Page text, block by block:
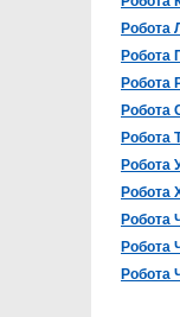
Робота
Робота
Робота
Робота
Робота
Робота
Робота
Робота
Робота
Робота